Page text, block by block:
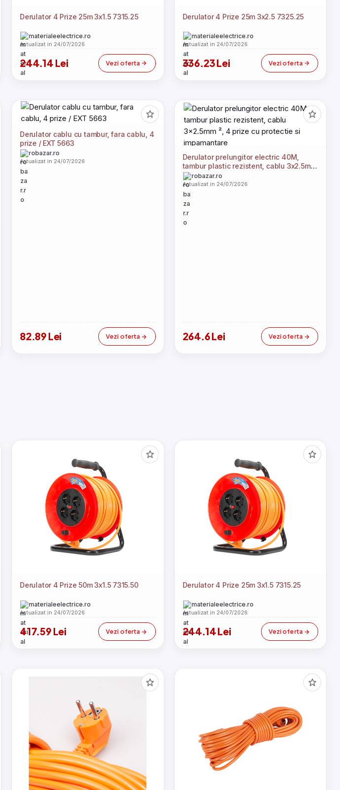
Derulator 4 Prize 25m 3x1.5 7315.25
materialeelectrice.ro
Actualizat in 24/07/2026
244.14 Lei Vezi oferta
Derulator 4 Prize 25m 3x2.5 7325.25
materialeelectrice.ro
Actualizat in 24/07/2026
336.23 Lei Vezi oferta
Derulator cablu cu tambur, fara cablu, 4
prize / EXT 5663
robazar.ro
Actualizat in 24/07/2026
82.89 Lei Vezi oferta
Derulator prelungitor electric 40M,
tambur plastic rezistent, cablu 3x2.5mm
², 4 prize cu protectie si impamantare
robazar.ro
Actualizat in 24/07/2026
264.6 Lei Vezi oferta
Derulator 4 Prize 50m 3x1.5 7315.50
materialeelectrice.ro
Actualizat in 24/07/2026
417.59 Lei Vezi oferta
Derulator 4 Prize 25m 3x1.5 7315.25
materialeelectrice.ro
Actualizat in 24/07/2026
244.14 Lei Vezi oferta